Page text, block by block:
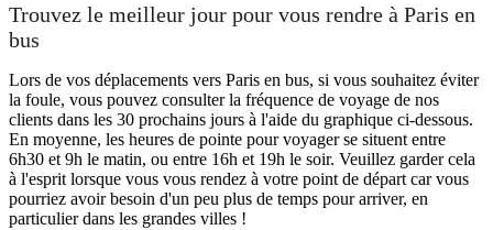
Trouvez le meilleur jour pour vous rendre à Paris en
bus
Lors de vos déplacements vers Paris en bus, si vous souhaitez éviter
la foule, vous pouvez consulter la fréquence de voyage de nos
clients dans les 30 prochains jours à l'aide du graphique ci-dessous.
En moyenne, les heures de pointe pour voyager se situent entre
6h30 et 9h le matin, ou entre 16h et 19h le soir. Veuillez garder cela
à l'esprit lorsque vous vous rendez à votre point de départ car vous
pourriez avoir besoin d'un peu plus de temps pour arriver, en
particulier dans les grandes villes !